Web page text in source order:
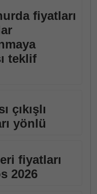
fiyatları
teklif
çıkışlı
yönlü
fiyatları
2026